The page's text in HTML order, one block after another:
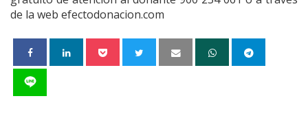
de la web efectodonacion.com